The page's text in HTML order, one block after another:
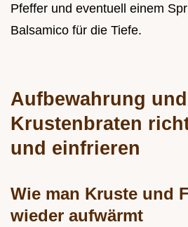
Pfeffer und eventuell einem
Balsamico für die Tiefe.
Aufbewahrung
Krustenbraten
und einfrieren
Wie man Kruste und
wieder aufwärmt